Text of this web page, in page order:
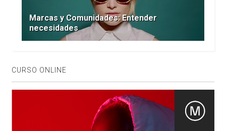
Marcas y Comunidades: Entender
necesidades
CURSO ONLINE